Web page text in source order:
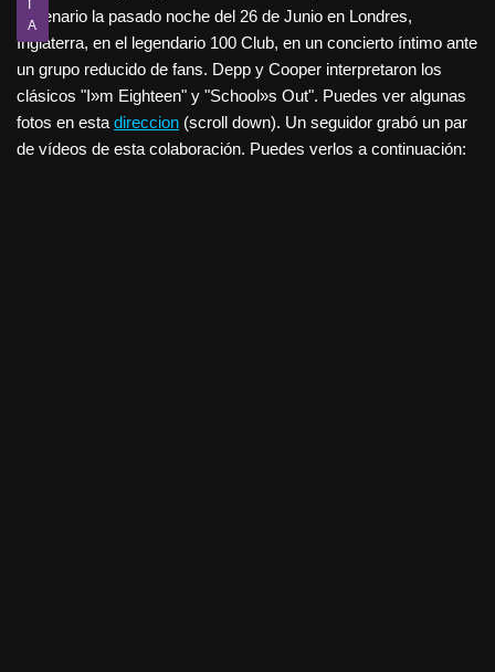
A
escenario la pasado noche del 26 de Junio en Londres,
Inglaterra, en el legendario 100 Club, en un concierto íntimo ante
un grupo reducido de fans. Depp y Cooper interpretaron los
clásicos "I»m Eighteen" y "School»s Out". Puedes ver algunas
fotos en esta direccion (scroll down). Un seguidor grabó un par
de vídeos de esta colaboración. Puedes verlos a continuación: